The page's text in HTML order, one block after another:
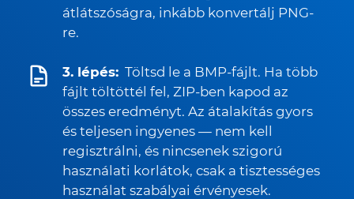
átlátszóságra, inkább konvertálj PNG-
re.
3. lépés: Töltsd le a BMP-fájlt. Ha több
fájlt töltöttél fel, ZIP-ben kapod az
összes eredményt. Az átalakítás gyors
és teljesen ingyenes — nem kell
regisztrálni, és nincsenek szigorú
használati korlátok, csak a tisztességes
használat szabályai érvényesek.